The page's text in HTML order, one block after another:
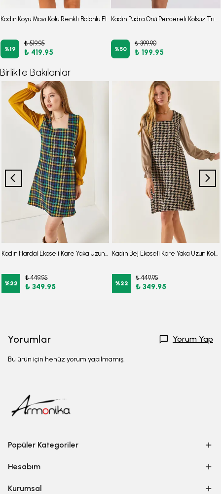
%19
₺ 519.95
₺ 419.95 %50
₺ 399.90
₺ 199.95
Birlikte Bakılanlar
%22
₺ 449.95
₺ 349.95 %22
₺ 449.95
₺ 349.95
Yorumlar Yorum Yap
Bu ürün için henüz yorum yapılmamış.
Popüler Kategoriler
Hesabım
Kurumsal